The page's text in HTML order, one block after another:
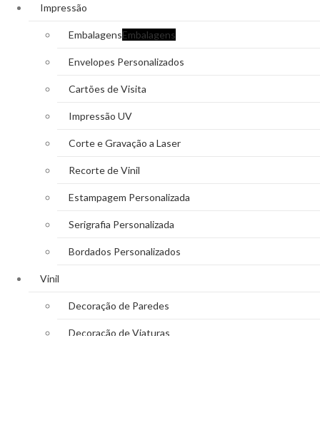
Impressão
EmbalagensEmbalagens
Envelopes Personalizados
Cartões de Visita
Impressão UV
Corte e Gravação a Laser
Recorte de Vinil
Estampagem Personalizada
Serigrafia Personalizada
Bordados Personalizados
Vinil
Decoração de Paredes
Decoração de Viaturas